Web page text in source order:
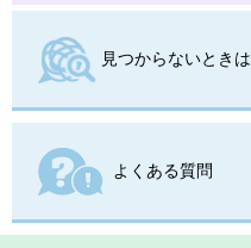
見つからないときは
よくある質問